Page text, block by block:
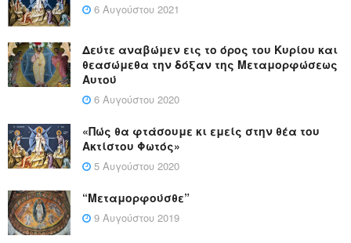
6 Αυγούστου 2021
Δεύτε αναβώμεν εις το όρος του Κυρίου και
θεασώμεθα την δόξαν της Μεταμορφώσεως
Αυτού
6 Αυγούστου 2020
«Πώς θα φτάσουμε κι εμείς στην θέα του
Ακτίστου Φωτός»
5 Αυγούστου 2020
“Μεταμορφούσθε”
9 Αυγούστου 2019